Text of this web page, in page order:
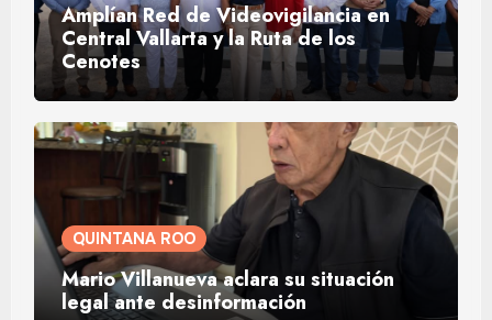
Amplían Red de Videovigilancia en
Central Vallarta y la Ruta de los
Cenotes
QUINTANA ROO
Mario Villanueva aclara su situación
legal ante desinformación